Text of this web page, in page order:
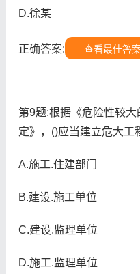
D.徐某
正确答案: 查看最佳答
第9题:根据《危险性较
定》，()应当建立危大工
A.施工.住建部门
B.建设.施工单位
C.建设.监理单位
D.施工.监理单位